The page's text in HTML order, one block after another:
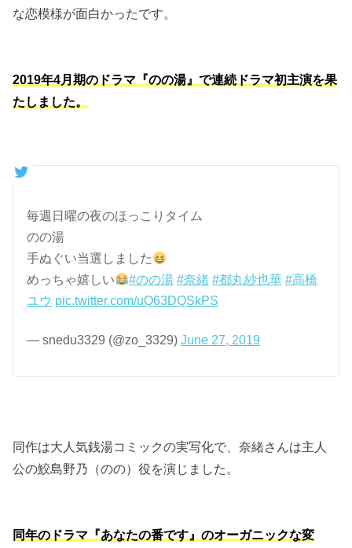
な恋模様が面白かったです。
2019年4月期のドラマ『のの湯』で連続ドラマ初主演を果
たしました。
毎週日曜の夜のほっこりタイム
のの湯
手ぬぐい当選しました
めっちゃ嬉しい
#のの湯 #奈緒 #都丸紗也華 #高橋
ユウ pic.twitter.com/uQ63DQSkPS
— snedu3329 (@zo_3329)June 27, 2019
同作は大人気銭湯コミックの実写化で、奈緒さんは主人
公の鮫島野乃（のの）役を演じました。
同年のドラマ『あなたの番です』のオーガニックな変